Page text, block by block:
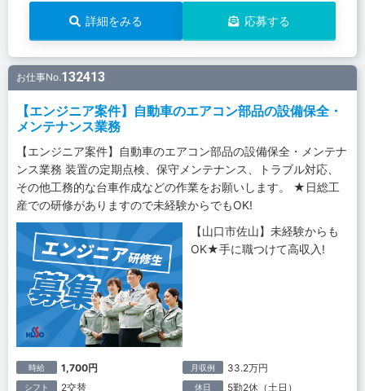
詳細をみる 応募する
お仕事No.132413
【エンジニア案件】自動車のエアコン部品の設備保全・
メンテナンス業務
【エンジニア案件】自動車のエアコン部品の設備保全・メンテナ
ンス業務 装置の定期点検、保守メンテナンス、トラブル対応、
その他工務的な台車作成などの作業をお願いします。 ★日総工
産での研修がありますので未経験からでもOK!
【山口市佐山】未経験からも
OK★手に職つけて高収入!
時給 1,700円 月収例 33.2万円
シフト 2交替 休日 5勤2休（土日）